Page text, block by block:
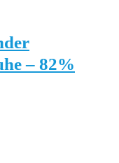
– 82%